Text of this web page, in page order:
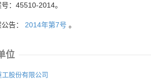
：45510-2014。
告： 2014年第7号 。
位
工股份有限公司